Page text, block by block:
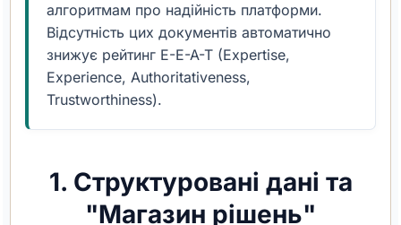
алгоритмам про надійність платформи.
Відсутність цих документів автоматично
знижує рейтинг E-E-A-T (Expertise,
Experience, Authoritativeness,
Trustworthiness).
1. Структуровані дані та
"Магазин рішень"